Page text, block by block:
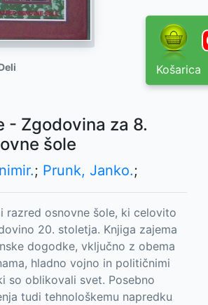
Košarica
- Zgodovina za 8.
šole
; Prunk, Janko.;
razred osnovne šole, ki celovito
20. stoletja. Knjiga zajema
dogodke, vključno z obema
hladno vojno in političnimi
so oblikovali svet. Posebno
tudi tehnološkemu napredku